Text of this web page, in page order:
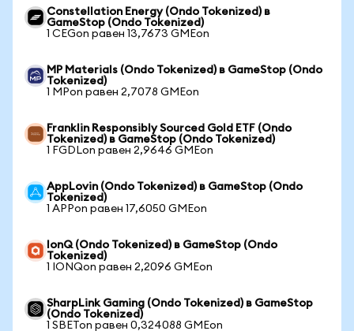
Constellation Energy (Ondo Tokenized) в
GameStop (Ondo Tokenized)
1 CEGon равен 13,7673 GMEon
MP Materials (Ondo Tokenized) в GameStop (Ondo
Tokenized)
1 MPon равен 2,7078 GMEon
Franklin Responsibly Sourced Gold ETF (Ondo
Tokenized) в GameStop (Ondo Tokenized)
1 FGDLon равен 2,9646 GMEon
AppLovin (Ondo Tokenized) в GameStop (Ondo
Tokenized)
1 APPon равен 17,6050 GMEon
IonQ (Ondo Tokenized) в GameStop (Ondo
Tokenized)
1 IONQon равен 2,2096 GMEon
SharpLink Gaming (Ondo Tokenized) в GameStop
(Ondo Tokenized)
1 SBETon равен 0,324088 GMEon